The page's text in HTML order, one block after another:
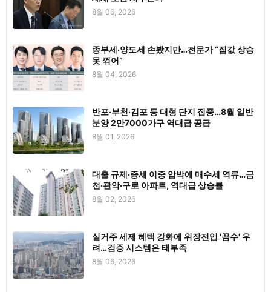
8월 06, 2026
종부세·양도세 손봤지만…전문가 “집값 상승
못 꺾어”
8월 04, 2026
반포·부천·김포 등 대형 단지 집중…8월 일반
분양 2만7000가구 역대급 공급
8월 01, 2026
대출 규제·증세 이중 압박에 매수세 역류…금
천·관악·구로 아파트, 역대급 상승률
8월 02, 2026
실거주 세제 혜택 강화에 위장전입 '꼼수' 우
려…검증 시스템은 태부족
8월 06, 2026